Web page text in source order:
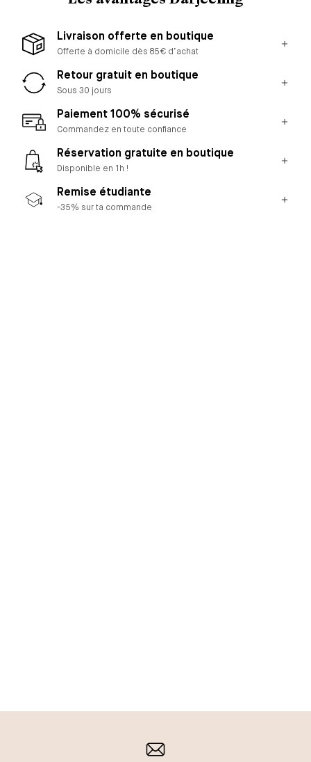
Livraison offerte en boutique
Offerte à domicile dès 85€ d’achat
Retour gratuit en boutique
Sous 30 jours
Paiement 100% sécurisé
Commandez en toute confiance
Réservation gratuite en boutique
Disponible en 1h !
Remise étudiante
-35% sur ta commande